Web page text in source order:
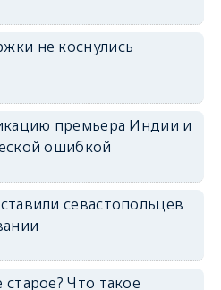
не коснулись
премьера Индии и
ошибкой
севастопольцев
Что такое